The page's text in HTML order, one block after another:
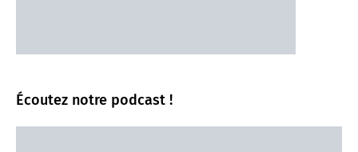
Écoutez notre podcast !